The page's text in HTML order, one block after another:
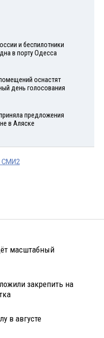
и беспилотники
в порту Одесса
оснастят
день голосования
предложения
в Аляске
СМИ2
масштабный
закрепить на
в августе